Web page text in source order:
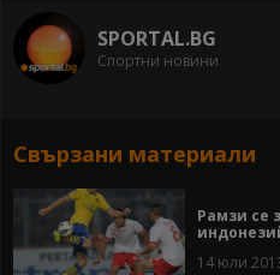
SPORTAL.BG
Спортни новини
Свързани материали
Рамзи се
14 юли